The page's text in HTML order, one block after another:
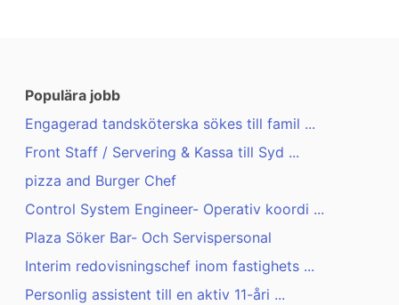
Populära jobb
Engagerad tandsköterska sökes till famil ...
Front Staff / Servering & Kassa till Syd ...
pizza and Burger Chef
Control System Engineer- Operativ koordi ...
Plaza Söker Bar- Och Servispersonal
Interim redovisningschef inom fastighets ...
Personlig assistent till en aktiv 11-åri ...